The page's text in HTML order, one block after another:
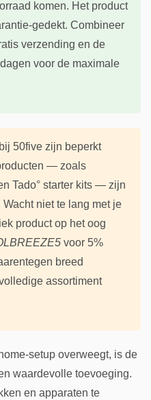
komen. Het product
gedekt. Combineer
verzending en de
voor de maximale
50five zijn beperkt
— zoals
Tado° starter kits — zijn
niet te lang met je
product op het oog
voor 5%
breed
assortiment
setup overweegt, is de
waardevolle toevoeging.
en apparaten te